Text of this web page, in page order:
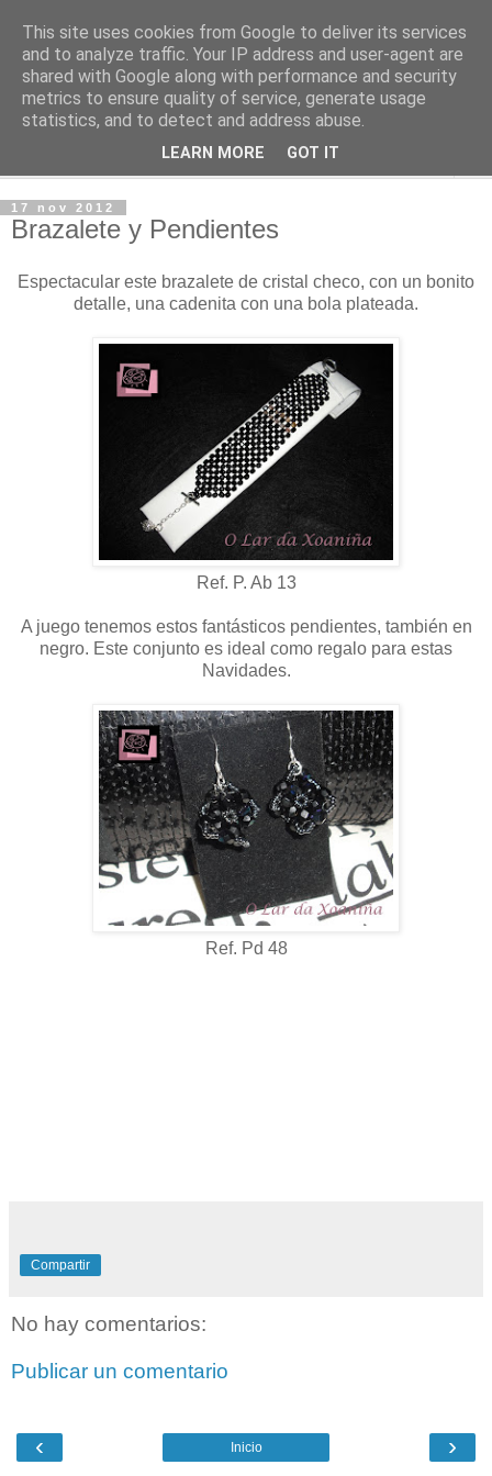
O lar da Xoaniña
Complementos
17 nov 2012
Brazalete y Pendientes
Espectacular este brazalete de cristal checo, con un bonito
detalle, una cadenita con una bola plateada.
Ref. P. Ab 13
A juego tenemos estos fantásticos pendientes, también en
negro. Este conjunto es ideal como regalo para estas
Navidades.
Ref. Pd 48
Compartir
No hay comentarios:
Publicar un comentario
‹ ›
Inicio
This site uses cookies from Google to deliver its services
and to analyze traffic. Your IP address and user-agent are
shared with Google along with performance and security
metrics to ensure quality of service, generate usage
statistics, and to detect and address abuse.
LEARN MORE GOT IT